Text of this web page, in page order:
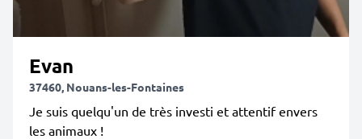
Evan
37460, Nouans-les-Fontaines
Je suis quelqu'un de très investi et attentif envers
les animaux !